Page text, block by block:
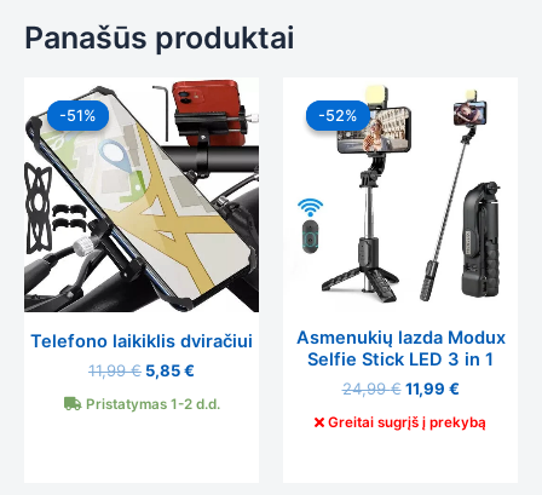
Panašūs produktai
-51%
-51%
Telefono laikiklis dviračiui
11,99€
Original
price
was:
11,99 €.
5,85€
Current
price
is:
5,85 €.
Pristatymas 1-2 d.d.
-52%
-52%
Asmenukių lazda Modux
Selfie Stick LED 3 in 1
24,99€
price
was:
24,99 €.
11,99 €
Current
price
is:
11,99 €.
Greitai sugrįš į prekybą